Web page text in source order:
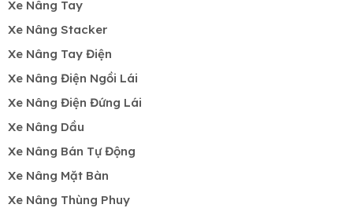
Xe Nâng Tay
Xe Nâng Stacker
Xe Nâng Tay Điện
Xe Nâng Điện Ngồi Lái
Xe Nâng Điện Đứng Lái
Xe Nâng Dầu
Xe Nâng Bán Tự Động
Xe Nâng Mặt Bàn
Xe Nâng Thùng Phuy